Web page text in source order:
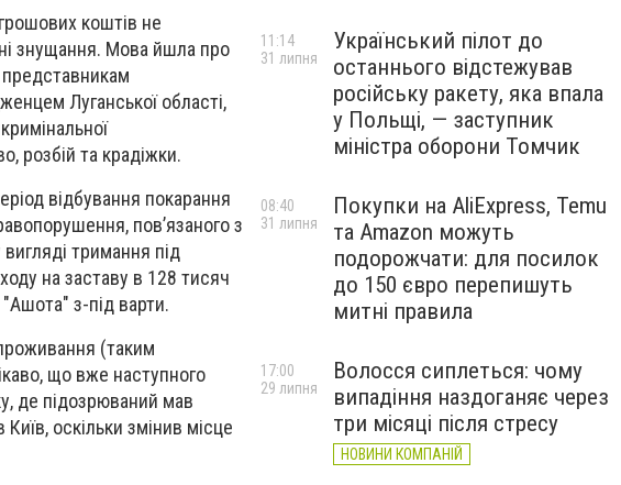
коштів не
знущання. Мова йшла про
представникам
Луганської області,
розбій та крадіжки.
відбування покарання
пов’язаного з
тримання під
на заставу в 128 тисяч
з-під варти.
(таким
що вже наступного
де підозрюваний мав
оскільки змінив місце
Український пілот до
останнього відстежував
російську ракету, яка впала
у Польщі, — заступник
міністра оборони Томчик
11:14
31 липня
Покупки на AliExpress, Temu
та Amazon можуть
подорожчати: для посилок
до 150 євро перепишуть
митні правила
08:40
31 липня
Волосся сиплеться: чому
випадіння наздоганяє через
три місяці після стресу
НОВИНИ КОМПАНІЙ
17:00
29 липня